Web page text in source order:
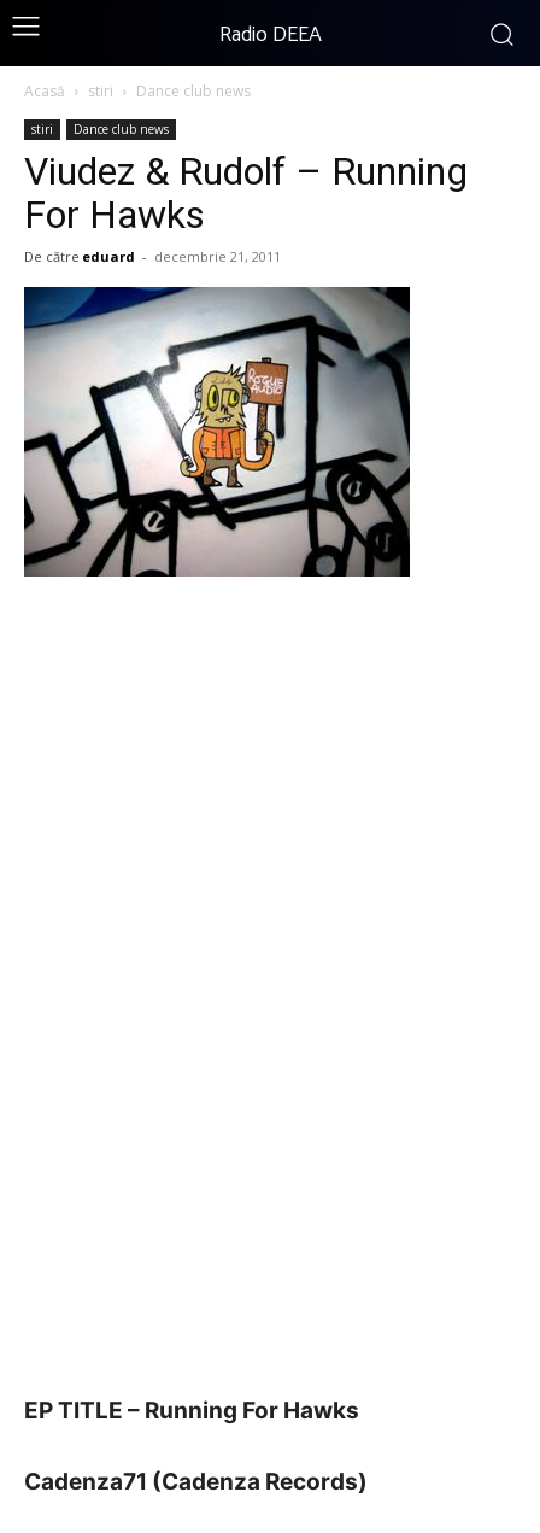
Radio DEEA
Acasă stiri Dance club news
stiri Dance club news
Viudez & Rudolf – Running
For Hawks
De către eduard - decembrie 21, 2011
EP TITLE – Running For Hawks
Cadenza71 (Cadenza Records)